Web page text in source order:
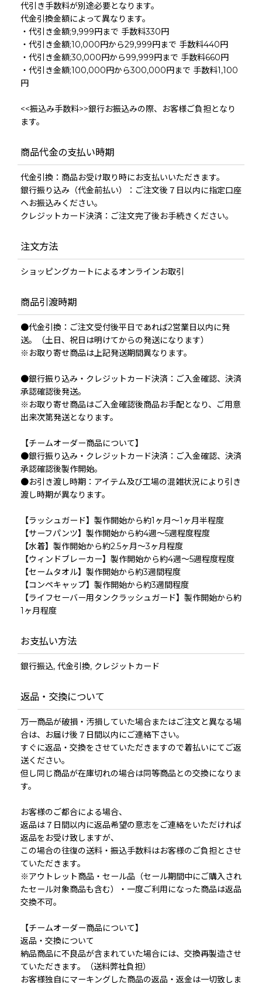
代引き手数料が別途必要となります。
代金引換金額によって異なります。
・代引き金額;9,999円まで 手数料330円
・代引き金額;10,000円から29,999円まで 手数料440円
・代引き金額;30,000円から99,999円まで 手数料660円
・代引き金額;100,000円から300,000円まで 手数料1,100
円
<<振込み手数料>>銀行お振込みの際、お客様ご負担となり
ます。
商品代金の支払い時期
代金引換：商品お受け取り時にお支払いいただきます。
銀行振り込み（代金前払い）：ご注文後７日以内に指定口座
へお振込みください。
クレジットカード決済：ご注文完了後お手続きください。
注文方法
ショッピングカートによるオンラインお取引
商品引渡時期
●代金引換：ご注文受付後平日であれば2営業日以内に発
送。（土日、祝日は明けてからの発送になります）
※お取り寄せ商品は上記発送期間異なります。
●銀行振り込み・クレジットカード決済：ご入金確認、決済
承認確認後発送。
※お取り寄せ商品はご入金確認後商品お手配となり、ご用意
出来次第発送となります。
【チームオーダー商品について】
●銀行振り込み・クレジットカード決済：ご入金確認、決済
承認確認後製作開始。
●お引き渡し時期：アイテム及び工場の混雑状況により引き
渡し時期が異なります。
【ラッシュガード】製作開始から約1ヶ月〜1ヶ月半程度
【サーフパンツ】製作開始から約4週〜5週程度程度
【水着】製作開始から約2.5ヶ月〜3ヶ月程度
【ウィンドブレーカー】製作開始から約4週〜5週程度程度
【セームタオル】製作開始から約3週間程度
【コンペキャップ】製作開始から約3週間程度
【ライフセーバー用タンクラッシュガード】製作開始から約
1ヶ月程度
お支払い方法
銀行振込, 代金引換, クレジットカード
返品・交換について
万一商品が破損・汚損していた場合またはご注文と異なる場
合は、お届け後７日間以内にご連絡下さい。
すぐに返品・交換をさせていただきますので着払いにてご返
送ください。
但し同じ商品が在庫切れの場合は同等商品との交換になりま
す。
お客様のご都合による場合、
返品は７日間以内に返品希望の意志をご連絡をいただければ
返品をお受け致しますが、
この場合の往復の送料・振込手数料はお客様のご負担とさせ
ていただきます。
※アウトレット商品・セール品（セール期間中にご購入され
たセール対象商品も含む）・一度ご利用になった商品は返品
交換不可。
【チームオーダー商品について】
返品・交換について
納品商品に不良品が含まれていた場合には、交換再製造させ
ていただきます。（送料弊社負担）
お客様独自にマーキングした商品の返品・返金は一切致しま